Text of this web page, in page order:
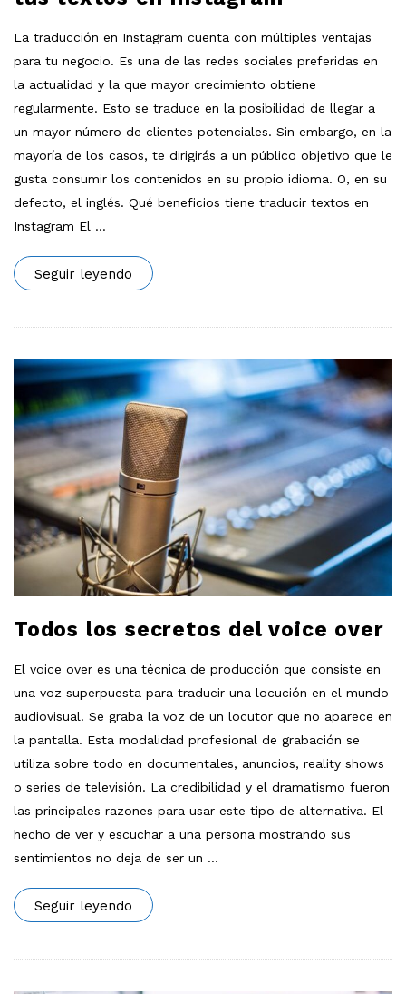
La traducción en Instagram cuenta con múltiples ventajas
para tu negocio. Es una de las redes sociales preferidas en
la actualidad y la que mayor crecimiento obtiene
regularmente. Esto se traduce en la posibilidad de llegar a
un mayor número de clientes potenciales. Sin embargo, en la
mayoría de los casos, te dirigirás a un público objetivo que le
gusta consumir los contenidos en su propio idioma. O, en su
defecto, el inglés. Qué beneficios tiene traducir textos en
Instagram El …
Seguir leyendo
Todos los secretos del voice over
El voice over es una técnica de producción que consiste en
una voz superpuesta para traducir una locución en el mundo
audiovisual. Se graba la voz de un locutor que no aparece en
la pantalla. Esta modalidad profesional de grabación se
utiliza sobre todo en documentales, anuncios, reality shows
o series de televisión. La credibilidad y el dramatismo fueron
las principales razones para usar este tipo de alternativa. El
hecho de ver y escuchar a una persona mostrando sus
sentimientos no deja de ser un …
Seguir leyendo